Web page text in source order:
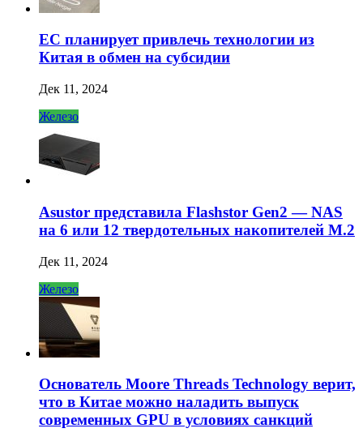
ЕС планирует привлечь технологии из
Китая в обмен на субсидии
Дек 11, 2024
Железо
Asustor представила Flashstor Gen2 — NAS
на 6 или 12 твердотельных накопителей M.2
Дек 11, 2024
Железо
Основатель Moore Threads Technology верит,
что в Китае можно наладить выпуск
современных GPU в условиях санкций